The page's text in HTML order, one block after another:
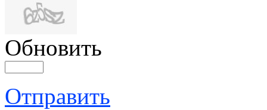
Обновить
Отправить